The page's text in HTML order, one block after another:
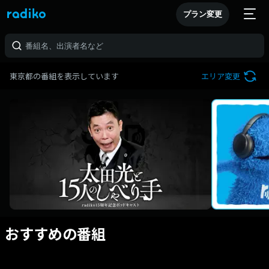
プラン変更
東京都の番組を表示しています エリア変更
おすすめの番組